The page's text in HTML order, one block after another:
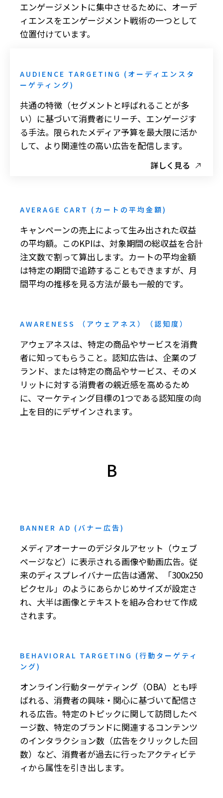
エンゲージメントに集中させるために、オーデ
ィエンスをエンゲージメント戦術の一つとして
位置付けています。
AUDIENCE TARGETING (オーディエンスタ
ーゲティング)
共通の特徴（セグメントと呼ばれることが多
い）に基づいて消費者にリーチ、エンゲージす
る手法。限られたメディア予算を最大限に活か
して、より関連性の高い広告を配信します。
詳しく見る
AVERAGE CART (カートの平均金額)
キャンペーンの売上によって生み出された収益
の平均額。このKPIは、対象期間の総収益を合計
注文数で割って算出します。カートの平均金額
は特定の期間で追跡することもできますが、月
間平均の推移を見る方法が最も一般的です。
AWARENESS （アウェアネス）（認知度）
アウェアネスは、特定の商品やサービスを消費
者に知ってもらうこと。認知広告は、企業のブ
ランド、または特定の商品やサービス、そのメ
リットに対する消費者の親近感を高めるため
に、マーケティング目標の1つである認知度の向
上を目的にデザインされます。
B
BANNER AD (バナー広告)
メディアオーナーのデジタルアセット（ウェブ
ページなど）に表示される画像や動画広告。従
来のディスプレイバナー広告は通常、「300x250
ピクセル」のようにあらかじめサイズが設定さ
れ、大半は画像とテキストを組み合わせて作成
されます。
BEHAVIORAL TARGETING (行動ターゲティ
ング)
オンライン行動ターゲティング（OBA）とも呼
ばれる、消費者の興味・関心に基づいて配信さ
れる広告。特定のトピックに関して訪問したペ
ージ数、特定のブランドに関連するコンテンツ
のインタラクション数（広告をクリックした回
数）など、消費者が過去に行ったアクティビテ
ィから属性を引き出します。